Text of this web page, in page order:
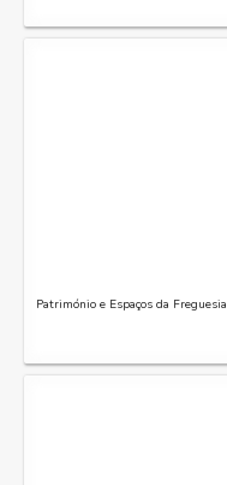
Património e Espaços da Freguesia